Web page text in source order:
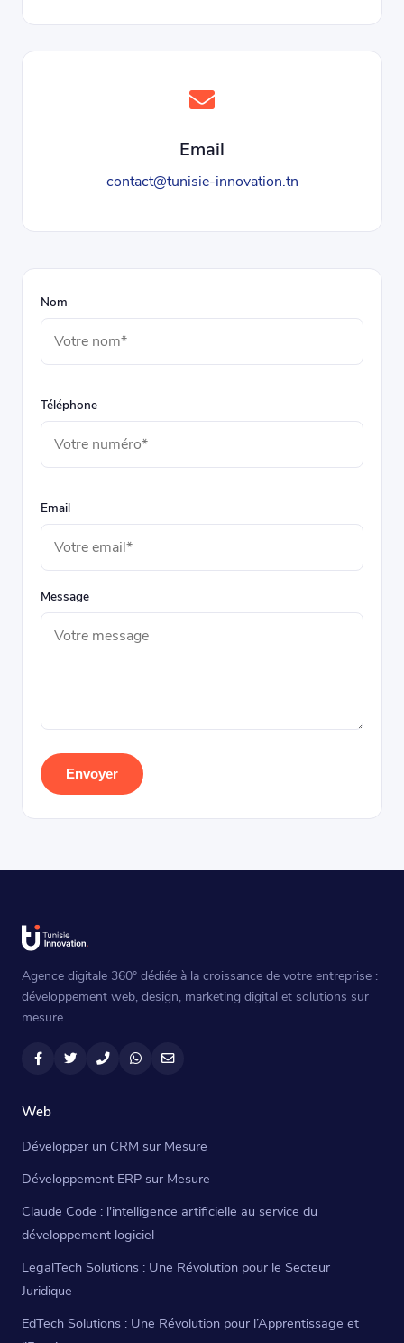
Email
contact@tunisie-innovation.tn
Nom
Téléphone
Email
Message
Envoyer
Agence digitale 360° dédiée à la croissance de votre entreprise :
développement web, design, marketing digital et solutions sur
mesure.
FacebookTwitterTéléphoneWhatsApp
Email
Web
Développer un CRM sur Mesure
Développement ERP sur Mesure
Claude Code : l'intelligence artificielle au service du
développement logiciel
LegalTech Solutions : Une Révolution pour le Secteur
Juridique
EdTech Solutions : Une Révolution pour l’Apprentissage et